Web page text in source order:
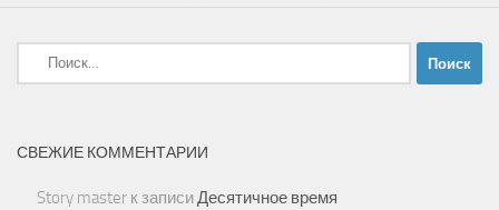
Найти:
СВЕЖИЕ КОММЕНТАРИИ
Story master к записиДесятичное время